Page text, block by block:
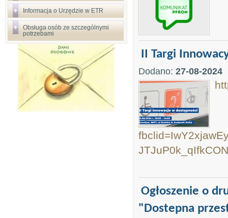
Informacja o Urzędzie w ETR
Obsługa osób ze szczególnymi
potrzebami
II Targi
Dodano: 27-08-2024
Ogłoszenie o
"Dostepna